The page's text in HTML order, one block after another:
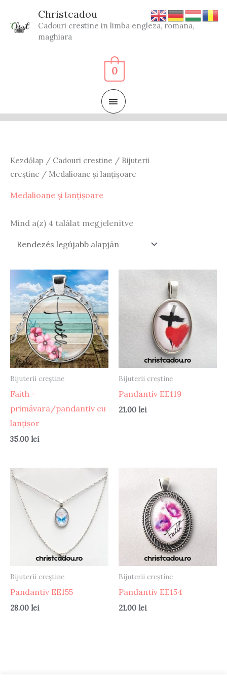
content
Christcadou
Cadouri crestine in limba engleza, romana,
maghiara
MAIN
MENU
0
Kezdőlap / Cadouri crestine / Bijuterii
creștine / Medalioane și lanțișoare
Medalioane și lanțișoare
Mind a(z) 4 találat megjelenítveSorted
Bijuterii creștine
Faith -
primăvara/pandantiv cu
lanțișor
35.00 lei
Bijuterii creștine
Pandantiv EE119
21.00 lei
Bijuterii creștine
Pandantiv EE155
28.00 lei
Bijuterii creștine
Pandantiv EE154
21.00 lei